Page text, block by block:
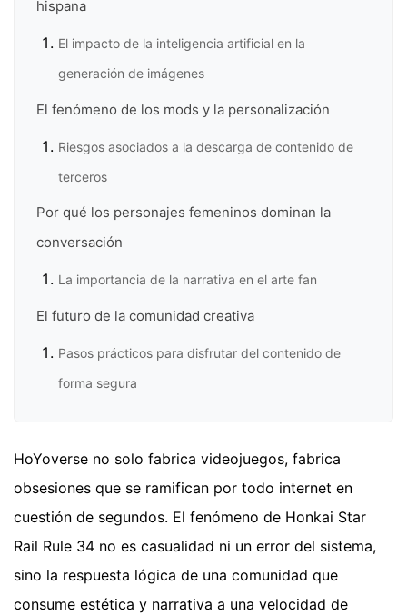
hispana
El impacto de la inteligencia artificial en la
generación de imágenes
El fenómeno de los mods y la personalización
Riesgos asociados a la descarga de contenido de
terceros
Por qué los personajes femeninos dominan la
conversación
La importancia de la narrativa en el arte fan
El futuro de la comunidad creativa
Pasos prácticos para disfrutar del contenido de
forma segura
HoYoverse no solo fabrica videojuegos, fabrica
obsesiones que se ramifican por todo internet en
cuestión de segundos. El fenómeno de Honkai Star
Rail Rule 34 no es casualidad ni un error del sistema,
sino la respuesta lógica de una comunidad que
consume estética y narrativa a una velocidad de